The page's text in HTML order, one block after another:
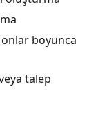
boyunca
talep